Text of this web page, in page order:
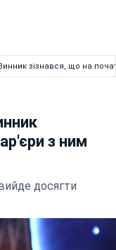
зізнався, що на
з ним
досягти